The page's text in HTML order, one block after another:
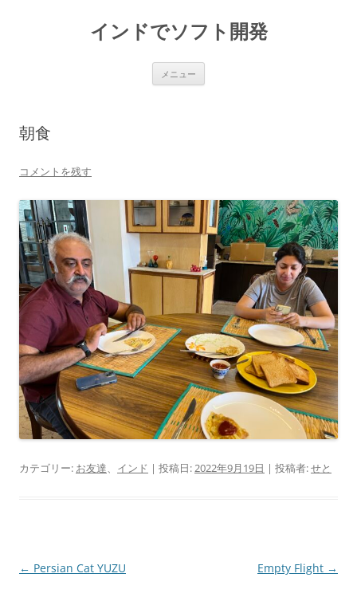
インドでソフト開発
メニュー
朝食
コメントを残す
カテゴリー: お友達、 インド | 投稿日:2022年9月19日 | 投稿者:せと
投
← Persian Cat YUZU Empty Flight →